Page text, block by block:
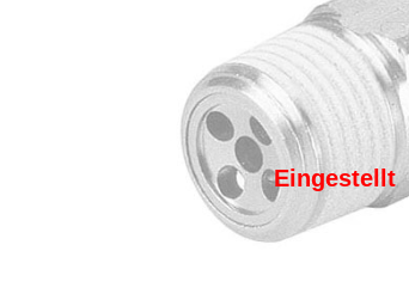
Eingestellt